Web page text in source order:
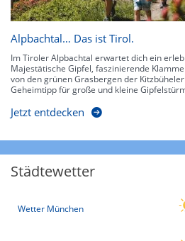
Alpbachtal… Das ist Tirol.
Im Tiroler Alpbachtal erwartet dich ein
Majestätische Gipfel, faszinierende
von den grünen Grasbergen der
Geheimtipp für große und kleine
Jetzt entdecken
Städtewetter
Wetter München